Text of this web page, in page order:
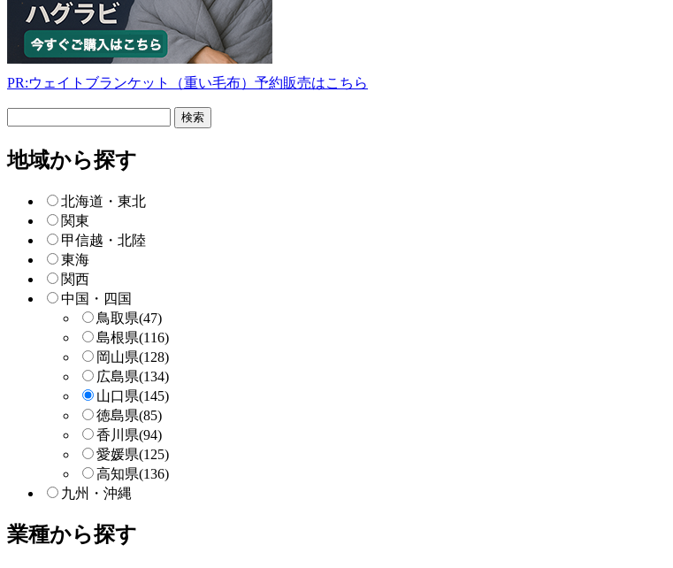
PR:ウェイトブランケット（重い毛布）予約販売はこちら
ー
検
地域から探す
北海道・東北
関東
甲信越・北陸
東海
関西
中国・四国
鳥取県(47)
島根県(116)
岡山県(128)
広島県(134)
山口県(145)
徳島県(85)
香川県(94)
愛媛県(125)
高知県(136)
九州・沖縄
業種から探す